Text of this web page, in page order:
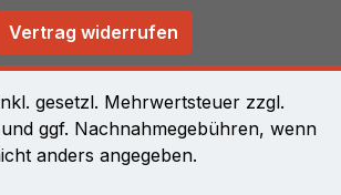
Vertrag widerrufen
gesetzl. Mehrwertsteuer zzgl.
ggf. Nachnahmegebühren, wenn
anders angegeben.